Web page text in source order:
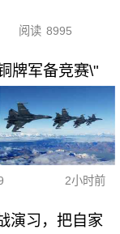
阅读 8995
牌军备竞赛\"
2小时前
演习，把自家